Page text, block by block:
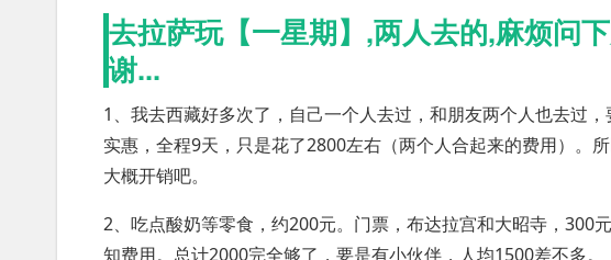
去拉萨玩【一星期】,两人去的,麻烦问
谢...
1、我去西藏好多次了，自己一个人去过，和朋友两个人也去过
实惠，全程9天，只是花了2800左右（两个人合起来的费用）。
大概开销吧。
2、吃点酸奶等零食，约200元。门票，布达拉宫和大昭寺，300
知费用。总计2000完全够了，要是有小伙伴，人均1500差不多。